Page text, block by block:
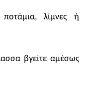
λίμνες ή
βγείτε αμέσως